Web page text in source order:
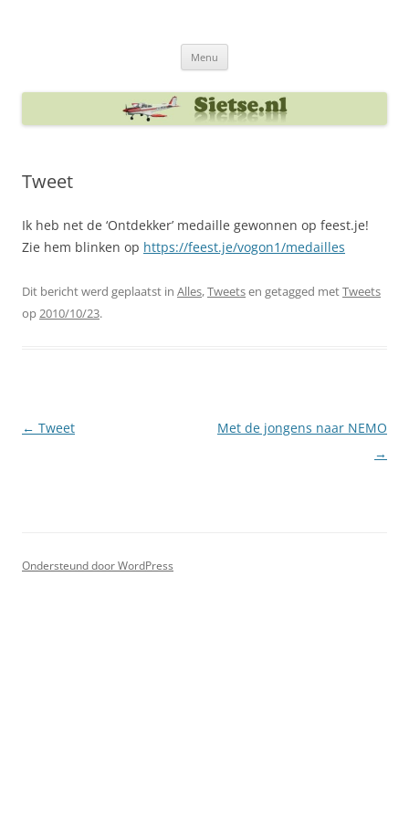
Menu
Tweet
Ik heb net de ‘Ontdekker’ medaille gewonnen op feest.je!
Zie hem blinken op https://feest.je/vogon1/medailles
Dit bericht werd geplaatst in Alles,Tweetsen getagged metTweets
op2010/10/23.
Berichtnavigatie
← Tweet
Met de jongens naar NEMO
→
Ondersteund door WordPress